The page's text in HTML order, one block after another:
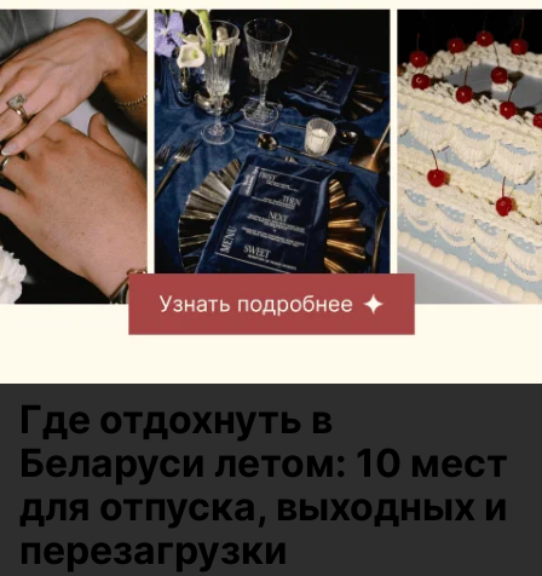
ЭФФЕКТИВНАЯ РЕКЛАМА НА САЙТЕ
Где отдохнуть в
Беларуси летом: 10 мест
для отпуска, выходных и
перезагрузки